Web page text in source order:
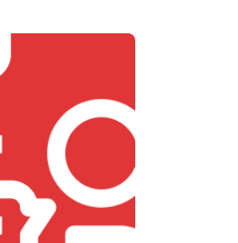
Заказать
Заказать